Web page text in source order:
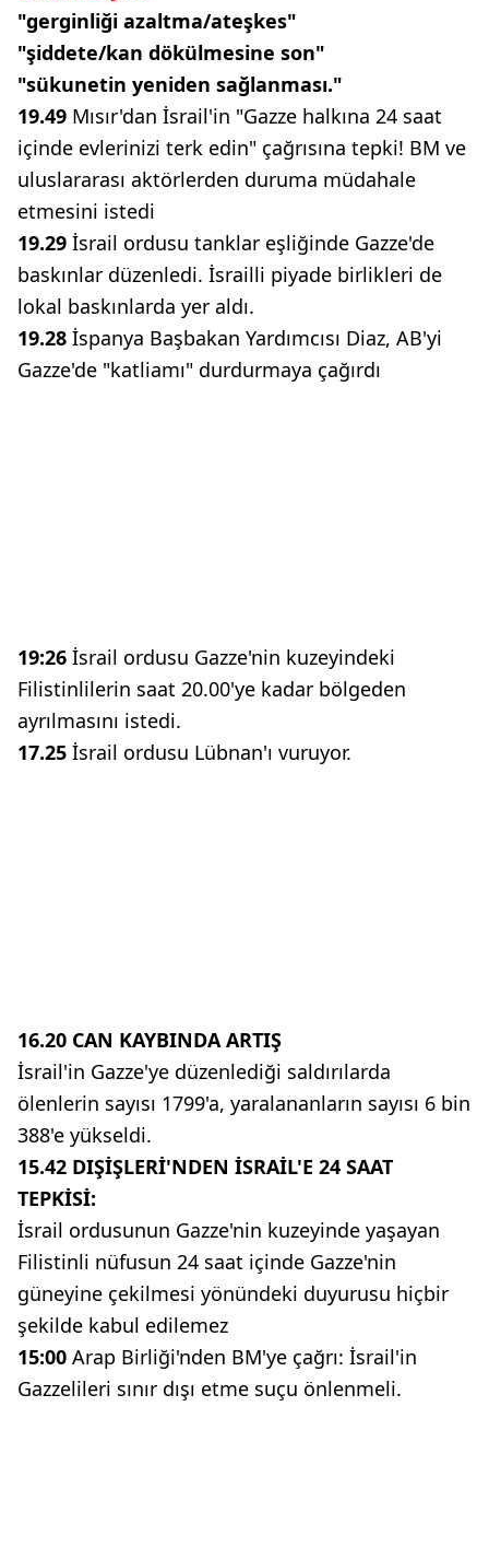
"gerginliği azaltma/ateşkes"
"şiddete/kan dökülmesine son"
"sükunetin yeniden sağlanması."
19.49 Mısır'dan İsrail'in "Gazze halkına 24 saat
içinde evlerinizi terk edin" çağrısına tepki! BM ve
uluslararası aktörlerden duruma müdahale
etmesini istedi
19.29 İsrail ordusu tanklar eşliğinde Gazze'de
baskınlar düzenledi. İsrailli piyade birlikleri de
lokal baskınlarda yer aldı.
19.28 İspanya Başbakan Yardımcısı Diaz, AB'yi
Gazze'de "katliamı" durdurmaya çağırdı
19:26 İsrail ordusu Gazze'nin kuzeyindeki
Filistinlilerin saat 20.00'ye kadar bölgeden
ayrılmasını istedi.
17.25 İsrail ordusu Lübnan'ı vuruyor.
16.20 CAN KAYBINDA ARTIŞ
İsrail'in Gazze'ye düzenlediği saldırılarda
ölenlerin sayısı 1799'a, yaralananların sayısı 6 bin
388'e yükseldi.
15.42 DIŞİŞLERİ'NDEN İSRAİL'E 24 SAAT
TEPKİSİ:
İsrail ordusunun Gazze'nin kuzeyinde yaşayan
Filistinli nüfusun 24 saat içinde Gazze'nin
güneyine çekilmesi yönündeki duyurusu hiçbir
şekilde kabul edilemez
15:00 Arap Birliği'nden BM'ye çağrı: İsrail'in
Gazzelileri sınır dışı etme suçu önlenmeli.